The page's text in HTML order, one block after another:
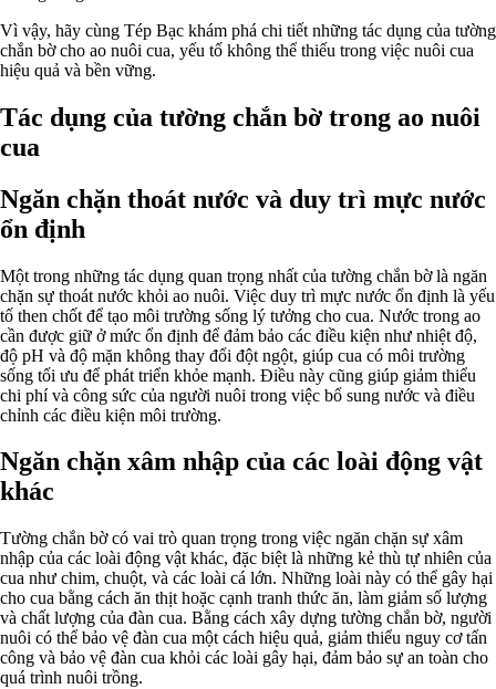
Vì vậy, hãy cùng Tép Bạc khám phá chi tiết những tác dụng của tường
chắn bờ cho ao nuôi cua, yếu tố không thể thiếu trong việc nuôi cua
hiệu quả và bền vững.
Tác dụng của tường chắn bờ trong ao nuôi
cua
Ngăn chặn thoát nước và duy trì mực nước
ổn định
Một trong những tác dụng quan trọng nhất của tường chắn bờ là ngăn
chặn sự thoát nước khỏi ao nuôi. Việc duy trì mực nước ổn định là yếu
tố then chốt để tạo môi trường sống lý tưởng cho cua. Nước trong ao
cần được giữ ở mức ổn định để đảm bảo các điều kiện như nhiệt độ,
độ pH và độ mặn không thay đổi đột ngột, giúp cua có môi trường
sống tối ưu để phát triển khỏe mạnh. Điều này cũng giúp giảm thiểu
chi phí và công sức của người nuôi trong việc bổ sung nước và điều
chỉnh các điều kiện môi trường.
Ngăn chặn xâm nhập của các loài động vật
khác
Tường chắn bờ có vai trò quan trọng trong việc ngăn chặn sự xâm
nhập của các loài động vật khác, đặc biệt là những kẻ thù tự nhiên của
cua như chim, chuột, và các loài cá lớn. Những loài này có thể gây hại
cho cua bằng cách ăn thịt hoặc cạnh tranh thức ăn, làm giảm số lượng
và chất lượng của đàn cua. Bằng cách xây dựng tường chắn bờ, người
nuôi có thể bảo vệ đàn cua một cách hiệu quả, giảm thiểu nguy cơ tấn
công và bảo vệ đàn cua khỏi các loài gây hại, đảm bảo sự an toàn cho
quá trình nuôi trồng.